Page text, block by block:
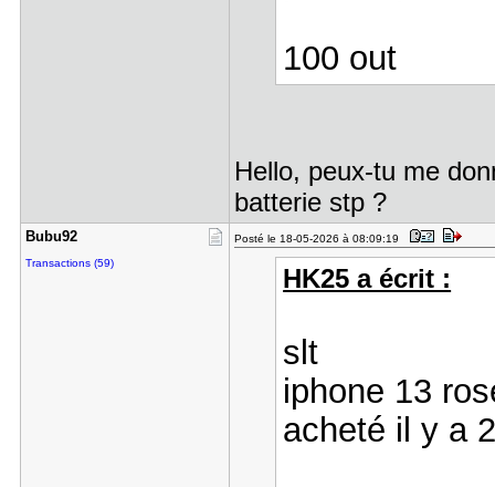
100 out
Hello, peux-tu me
batterie stp ?
Bubu92
Transactions (59)
Posté le 18-05-2026 à 08:09:19
HK25 a écrit :
slt
iphone 13
acheté il y a